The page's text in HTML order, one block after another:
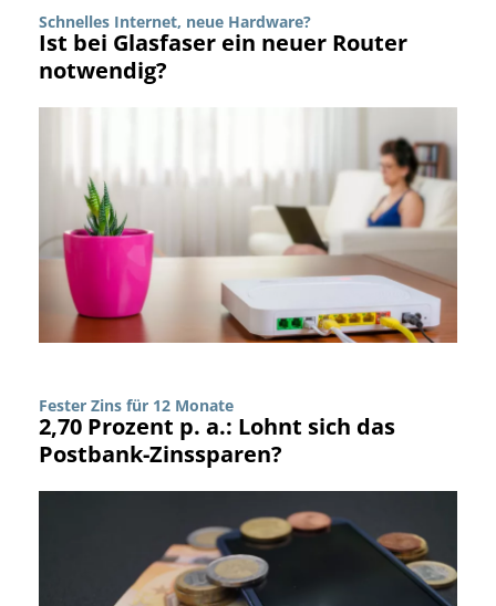
Schnelles Internet, neue Hardware?
Ist bei Glasfaser ein neuer Router
notwendig?
Fester Zins für 12 Monate
2,70 Prozent p. a.: Lohnt sich das
Postbank-Zinssparen?